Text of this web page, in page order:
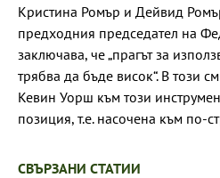
Кристина Ромър и Дейвид
предходния председател на
заключава, че „прагът за
трябва да бъде висок“. В този
Кевин Уорш към този
позиция, т.е. насочена към по-
СВЪРЗАНИ СТАТИИ